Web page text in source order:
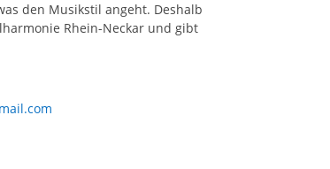
den Musikstil angeht. Deshalb
Rhein-Neckar und gibt